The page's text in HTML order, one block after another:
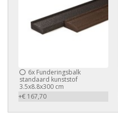
6x Funderingsbalk
standaard kunststof
3.5x8.8x300 cm
+€ 167,70